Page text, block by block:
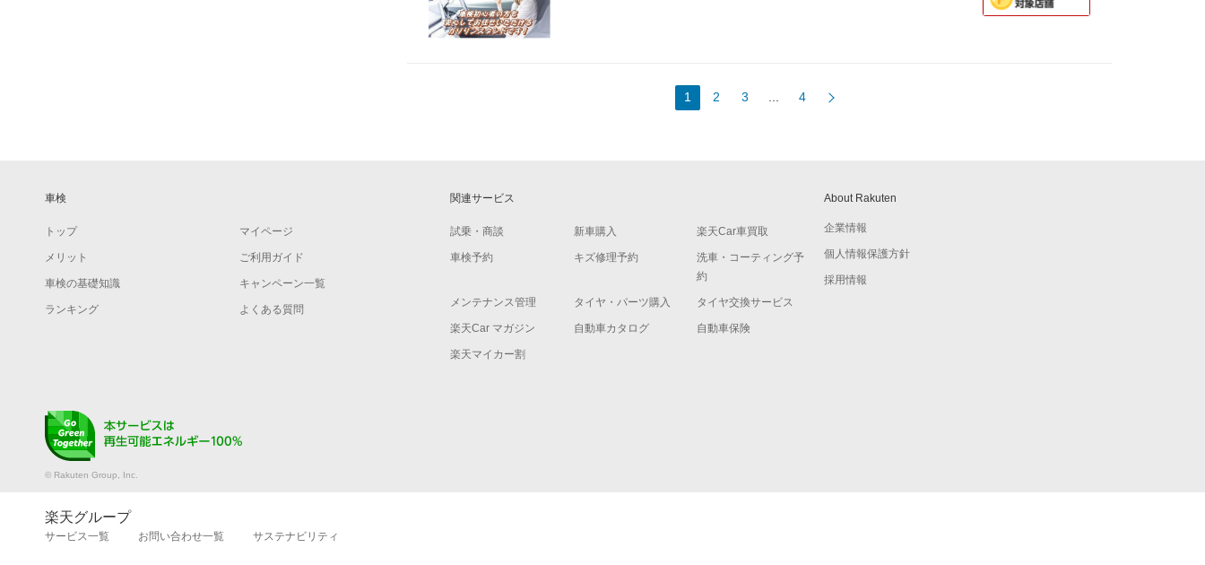
1 2 3 ... 4
車検
トップ マイページ
メリット ご利用ガイド
車検の基礎知識 キャンペーン一覧
ランキング よくある質問
関連サービス
試乗・商談 新車購入 楽天Car車買取
車検予約 キズ修理予約
洗車・コーティング予
約
メンテナンス管理 タイヤ・パーツ購入 タイヤ交換サービス
楽天Car マガジン 自動車カタログ 自動車保険
楽天マイカー割
About Rakuten
企業情報
個人情報保護方針
採用情報
© Rakuten Group, Inc.
楽天グループ
サービス一覧 お問い合わせ一覧 サステナビリティ